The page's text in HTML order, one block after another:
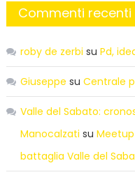
Commenti recenti
roby de zerbi su Pd,
Giuseppe su Centrale
Valle del Sabato:
Manocalzati su
battaglia Valle del